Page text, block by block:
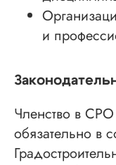
и
Членство в
обязательно в